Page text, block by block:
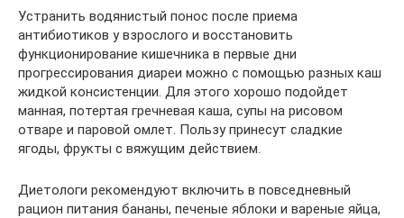
Устранить водянистый понос после приема
антибиотиков у взрослого и восстановить
функционирование кишечника в первые дни
прогрессирования диареи можно с помощью разных каш
жидкой консистенции. Для этого хорошо подойдет
манная, потертая гречневая каша, супы на рисовом
отваре и паровой омлет. Пользу принесут сладкие
ягоды, фрукты с вяжущим действием.
Диетологи рекомендуют включить в повседневный
рацион питания бананы, печеные яблоки и вареные яйца,